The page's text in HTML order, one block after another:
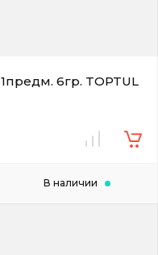
6гр. TOPTUL
В наличии